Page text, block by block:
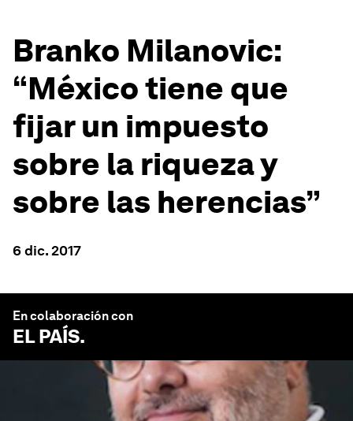
Branko Milanovic:
“México tiene que
fijar un impuesto
sobre la riqueza y
sobre las herencias”
6 dic. 2017
En colaboración con
EL PAÍS.